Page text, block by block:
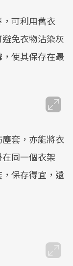
可利用舊衣
免衣物沾染灰
使其保存在最
套，亦能將衣
同一個衣架
保存得宜，還